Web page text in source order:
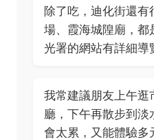
除了吃，迪化街還
場、霞海城隍廟，都
光署的網站有詳細導
我常建議朋友上午逛
廳，下午再散步到淡
會太累，又能體驗多